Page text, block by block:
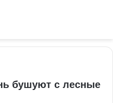
бушуют с лесные